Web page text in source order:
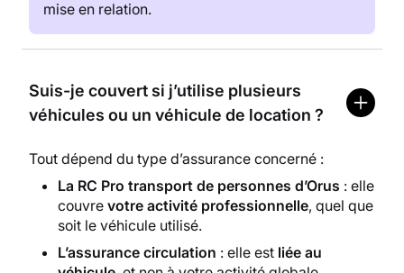
mise en relation.
Suis-je couvert si j’utilise plusieurs
véhicules ou un véhicule de location ?
Tout dépend du type d’assurance concerné :
La RC Pro transport de personnes d’Orus : elle
couvre votre activité professionnelle, quel que
soit le véhicule utilisé.
L’assurance circulation : elle est liée au